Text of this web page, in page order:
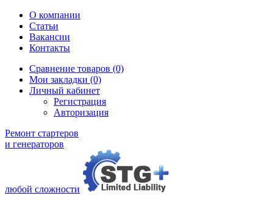
О компании
Статьи
Вакансии
Контакты
Сравнение товаров (0)
Мои закладки (0)
Личный кабинет
Регистрация
Авторизация
Ремонт стартеров
и генераторов
любой сложности